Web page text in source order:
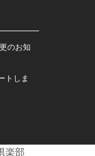
のお知
トしま
楽部